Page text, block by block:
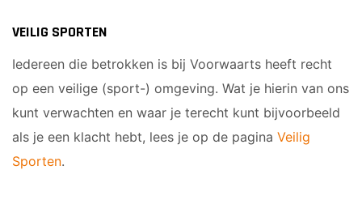
VEILIG SPORTEN
Iedereen die betrokken is bij Voorwaarts heeft recht
op een veilige (sport-) omgeving. Wat je hierin van ons
kunt verwachten en waar je terecht kunt bijvoorbeeld
als je een klacht hebt, lees je op de pagina Veilig
Sporten.